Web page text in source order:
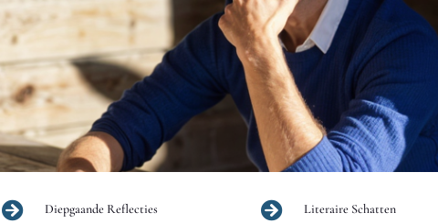
 Diepgaande Reflecties  Literaire Schatten